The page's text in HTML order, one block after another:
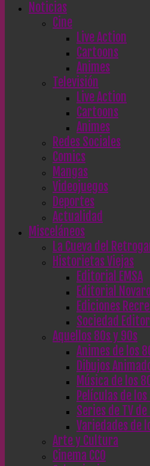
Noticias
Cine
Live Action
Cartoons
Animes
Televisión
Live Action
Cartoons
Animes
Redes Sociales
Comics
Mangas
Videojuegos
Deportes
Actualidad
Misceláneos
La Cueva del
Historietas Viejas
Editorial EMSA
Editorial
Ediciones
Sociedad
Aquellos 80s y 90s
Animes de los
Dibujos
Música de los
Películas de
Series de TV
Variedades de
Arte y Cultura
Cinema CC0